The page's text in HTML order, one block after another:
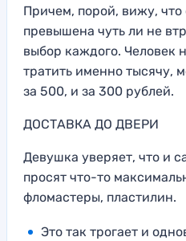
Причем, порой, вижу, что
превышена чуть ли не
выбор каждого. Человек
тратить именно тысячу,
за 500, и за 300 рублей.
ДОСТАВКА ДО ДВЕРИ
Девушка уверяет, что и
просят что-то
фломастеры, пластилин.
Это так трогает и